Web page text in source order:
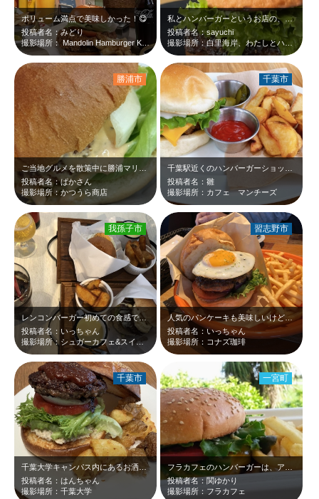
ボリューム満点で美味しかった！😋
投稿者名：みどり
撮影場所： Mandolin Hamburger Kitchen
私とハンバーガーというお店の、てりやきバーガーをいただきました 自家製のソー…
投稿者名：sayuchi
撮影場所：白里海岸、わたしとハンバーガー
ご当地グルメを散策中に勝浦マリンバーガーを発見！ ソースが絶妙な担々風😏 …
投稿者名：ぱかさん
撮影場所：かつうら商店
勝浦市
投稿者名：雛
撮影場所：カフェ マンチーズ
千葉市
レンコンバーガー初めての食感で美味。
投稿者名：いっちゃん
撮影場所：シュガーカフェ&スイーツ
我孫子市
人気のパンケーキも美味しいけどハンバーガーも絶品！
投稿者名：いっちゃん
撮影場所：コナズ珈琲
習志野市
千葉大学キャンパス内にあるお洒落なレストラン ハンバーガーが肉肉しくて美味し…
投稿者名：はんちゃん
撮影場所：千葉大学
千葉市
投稿者名：関ゆかり
撮影場所：フラカフェ
一宮町